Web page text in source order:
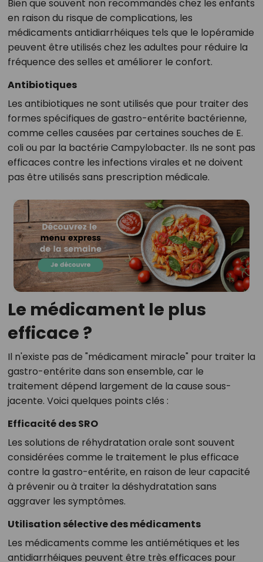
Bien que souvent non recommandés chez les enfants
en raison du risque de complications, les
médicaments antidiarrhéiques tels que le lopéramide
peuvent être utilisés chez les adultes pour réduire la
fréquence des selles et améliorer le confort.
Antibiotiques
Les antibiotiques ne sont utilisés que pour traiter des
formes spécifiques de gastro-entérite bactérienne,
comme celles causées par certaines souches de E.
coli ou par la bactérie Campylobacter. Ils ne sont pas
efficaces contre les infections virales et ne doivent
pas être utilisés sans prescription médicale.
Le médicament le plus
efficace ?
Il n'existe pas de "médicament miracle" pour traiter la
gastro-entérite dans son ensemble, car le
traitement dépend largement de la cause sous-
jacente. Voici quelques points clés :
Efficacité des SRO
Les solutions de réhydratation orale sont souvent
considérées comme le traitement le plus efficace
contre la gastro-entérite, en raison de leur capacité
à prévenir ou à traiter la déshydratation sans
aggraver les symptômes.
Utilisation sélective des médicaments
Les médicaments comme les antiémétiques et les
antidiarrhéiques peuvent être très efficaces pour